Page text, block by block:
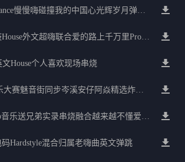
中英文ClubDance慢慢嗨碰撞我的中国心光辉岁月弹鼓车载
夜店必放电鼓House外文超嗨联合爱的路上千万里Prog包房漫步上头
House个人喜欢现场串烧
炸场EDM音乐大赛魅音街同步岑溪安仔阿焱精选炸场歌路串烧
全国粤语Club音乐送兄弟实录串烧融合越来越不懂爱的哲学遗憾专辑
Hardstyle混合归属老嗨曲英文弹跳